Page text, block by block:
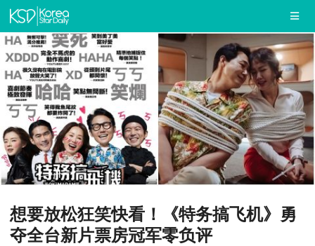
想要放松狂笑快看！《特务搞飞机》勇
夺全台新片票房冠军零负评